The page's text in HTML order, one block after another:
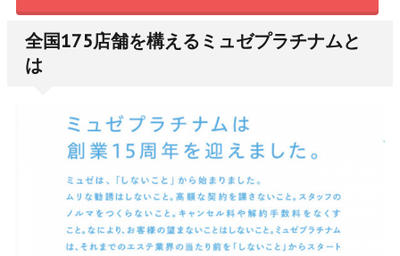
全国175店舗を構えるミュゼプラチナムと
は